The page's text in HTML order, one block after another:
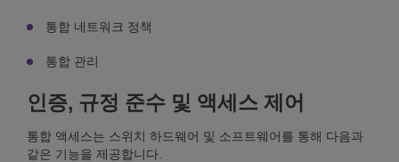
통합 네트워크 정책
통합 관리
인증, 규정 준수 및 액세스 제어
통합 액세스는 스위치 하드웨어 및 소프트웨어를 통해 다음과
같은 기능을 제공합니다.